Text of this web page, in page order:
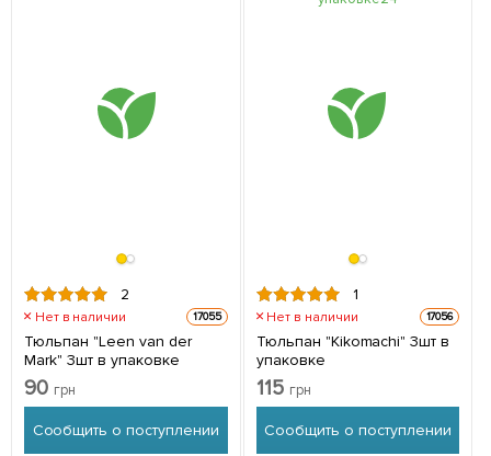
2
Нет в наличии 17055
Тюльпан "Leen van der
Mark" 3шт в упаковке
90 грн
Сообщить о поступлении
1
Нет в наличии 17056
Тюльпан "Kikomachi" 3шт в
упаковке
115 грн
Сообщить о поступлении